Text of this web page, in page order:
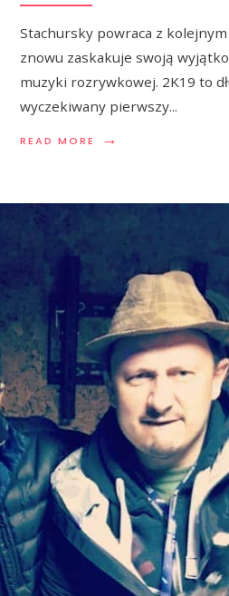
Stachursky powraca z
znowu zaskakuje swoją
muzyki rozrywkowej. 2K19 to
wyczekiwany pierwszy...
READ MORE →